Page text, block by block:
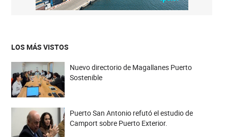
LOS MÁS VISTOS
Nuevo directorio de Magallanes Puerto
Sostenible
Puerto San Antonio refutó el estudio de
Camport sobre Puerto Exterior.